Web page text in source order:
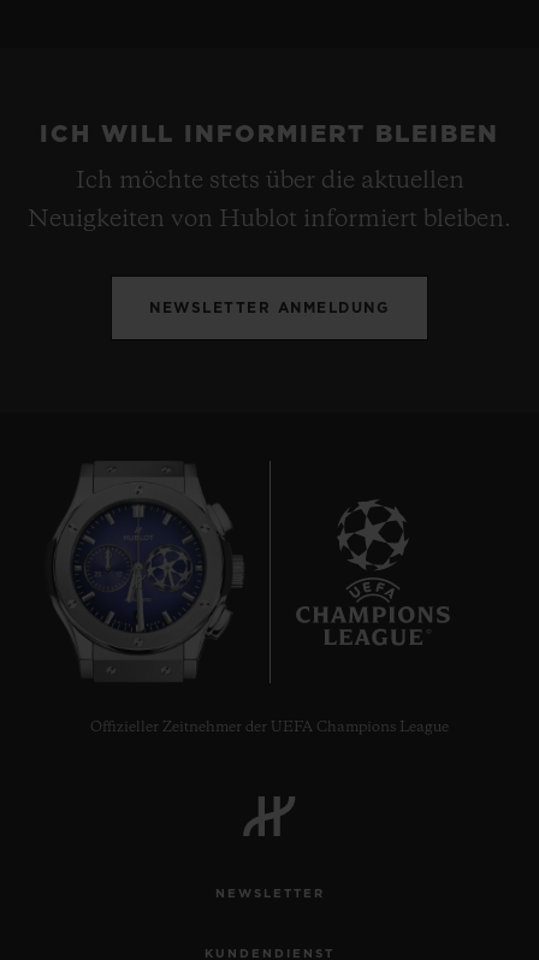
ICH WILL INFORMIERT BLEIBEN
Ich möchte stets über die aktuellen
Neuigkeiten von Hublot informiert bleiben.
NEWSLETTER ANMELDUNG
Offizieller Zeitnehmer der UEFA Champions League
NEWSLETTER
KUNDENDIENST